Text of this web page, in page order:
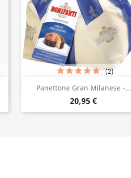
Panettone Gran Milanese -...
20,95 €
(2)
Aperçu rapide